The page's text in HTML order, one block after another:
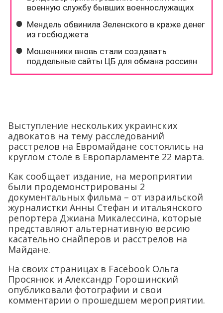
Выступление нескольких украинских
адвокатов на тему расследований
расстрелов на Евромайдане состоялись на
круглом столе в Европарламенте 22 марта.
Как сообщает издание, на мероприятии
были продемонстрированы 2
документальных фильма – от израильской
журналистки Анны Стефан и итальянского
репортера Джиана Микалессина, которые
представляют альтернативную версию
касательно снайперов и расстрелов на
Майдане.
На своих страницах в Facebook Ольга
Просянюк и Александр Горошинский
опубликовали фотографии и свои
комментарии о прошедшем мероприятии.